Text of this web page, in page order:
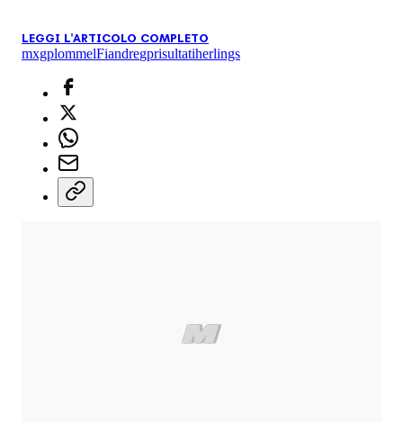
LEGGI L'ARTICOLO COMPLETO
mxgplommelFiandregprisultatiherlings